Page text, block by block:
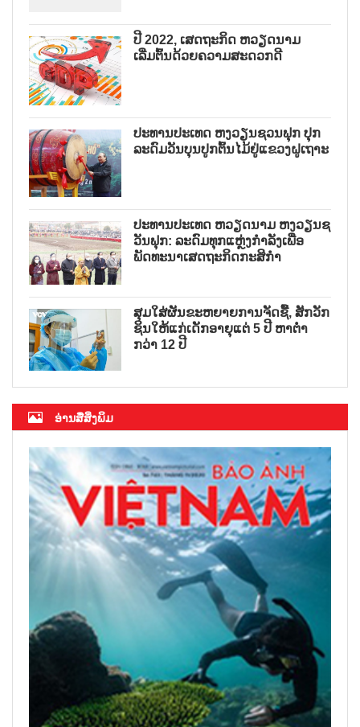
ປີ 2022, ເສດຖະກິດ ຫວຽດນາມ
ເລີ່ມຕົ້ນດ້ວຍຄວາມສະດວກດີ
ປະທານປະເທດ ຫງວຽນຊວນຟຸກ ປຸກ
ລະດົມວັນບຸນປູກຕົ້ນໄມ້ຢູ່ແຂວງຝູເຖາະ
ປະທານປະເທດ ຫວຽດນາມ ຫງວຽນຊ
ວັນຟຸກ: ລະດົມທຸກແຫຼ່ງກຳລັງເພື່ອ
ພັດທະນາເສດຖະກິດກະສິກຳ
ສຸມໃສ່ຜັນຂະຫຍາຍການຈັດຊື້, ສັກວັກ
ຊິນໃຫ້ແກ່ເດັກອາຍຸແຕ່ 5 ປີ ຫາຕ່ຳ
ກວ່າ 12 ປີ
ອ່ານສື່ສິ່ງພິມ